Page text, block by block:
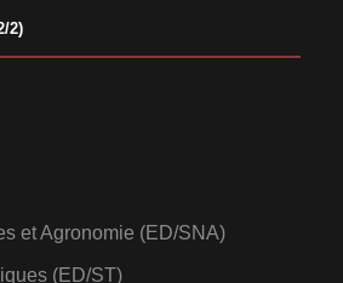
2)
et Agronomie (ED/SNA)
(ED/ST)